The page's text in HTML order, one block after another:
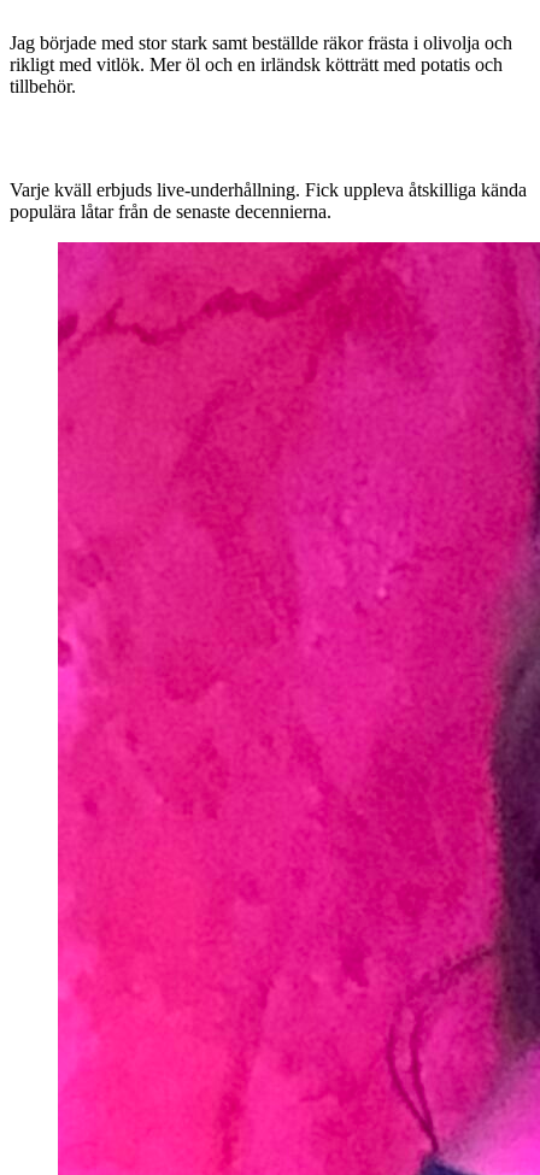
Jag började med stor stark samt beställde räkor frästa i olivolja och
rikligt med vitlök. Mer öl och en irländsk kötträtt med potatis och
tillbehör.
Varje kväll erbjuds live-underhållning. Fick uppleva åtskilliga kända
populära låtar från de senaste decennierna.